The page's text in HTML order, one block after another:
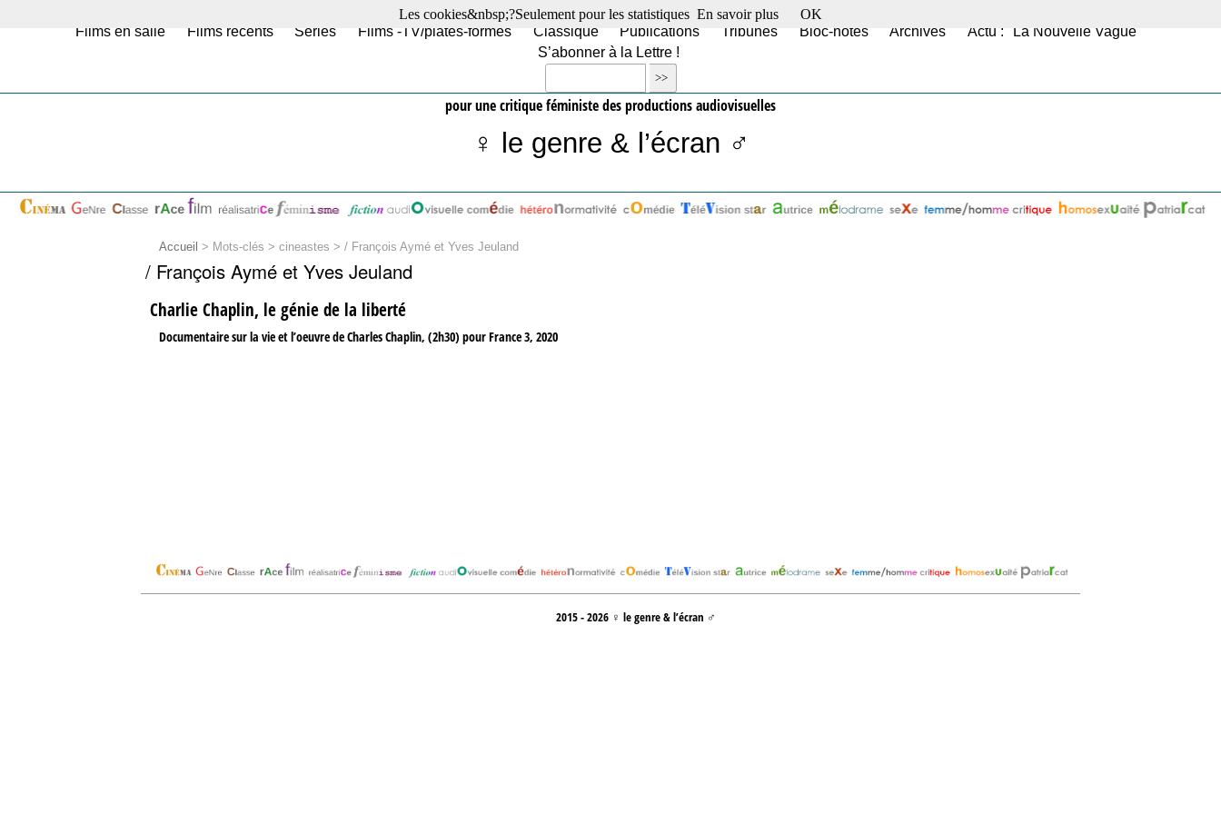
Films en salle Films récents Séries Films -TV/plates-formes Classique Publications Tribunes Bloc-notes Archives
Actu : "La Nouvelle Vague"
S’abonner à la Lettre !
pour une critique féministe des productions audiovisuelles
♀ le genre & l’écran ♂
Accueil > Mots-clés > cineastes > / François Aymé et Yves Jeuland
/ François Aymé et Yves Jeuland
Charlie Chaplin, le génie de la liberté
Documentaire sur la vie et l’oeuvre de Charles Chaplin, (2h30) pour France 3, 2020
2015 - 2026 ♀ le genre & l’écran ♂
Les cookies&nbsp;?Seulement pour les statistiques En savoir plus OK